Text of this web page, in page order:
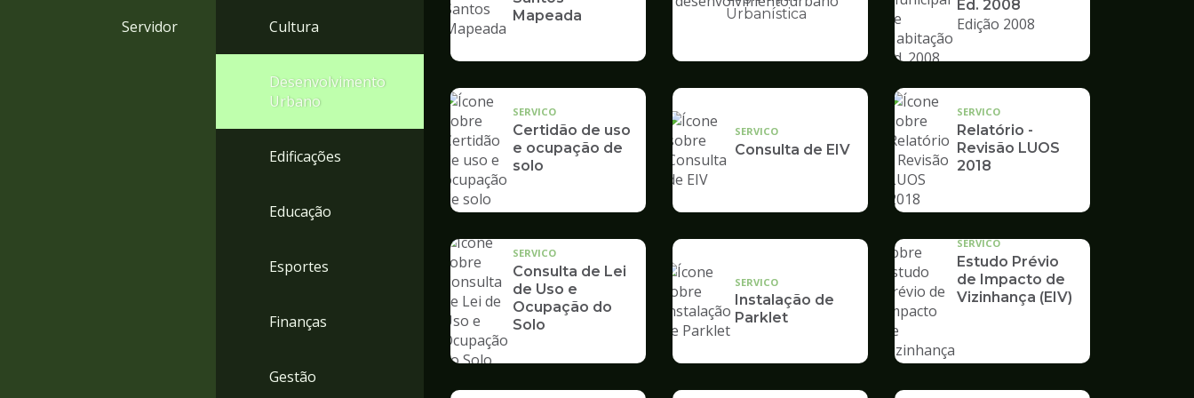
Servidor Cultura
Desenvolvimento
Urbano
Edificações
Educação
Esportes
Finanças
Gestão
Mapeada
Ilustração
de
Desenvolvimento
Urbanística
Ed. 2008
Edição 2008
SERVICO
Certidão de uso
e ocupação de
solo
SERVICO
Consulta de EIV
SERVICO
Relatório -
Revisão LUOS
2018
SERVICO
Consulta de Lei
de Uso e
Ocupação do
Solo
SERVICO
Instalação de
Parklet
SERVICO
Estudo Prévio
de Impacto de
Vizinhança (EIV)